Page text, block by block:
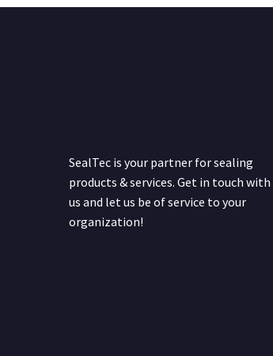
SealTec is your partner for sealing
products & services. Get in touch with
us and let us be of service to your
organization!